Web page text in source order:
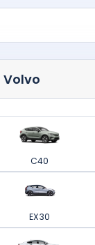
Volvo
C40
EX30